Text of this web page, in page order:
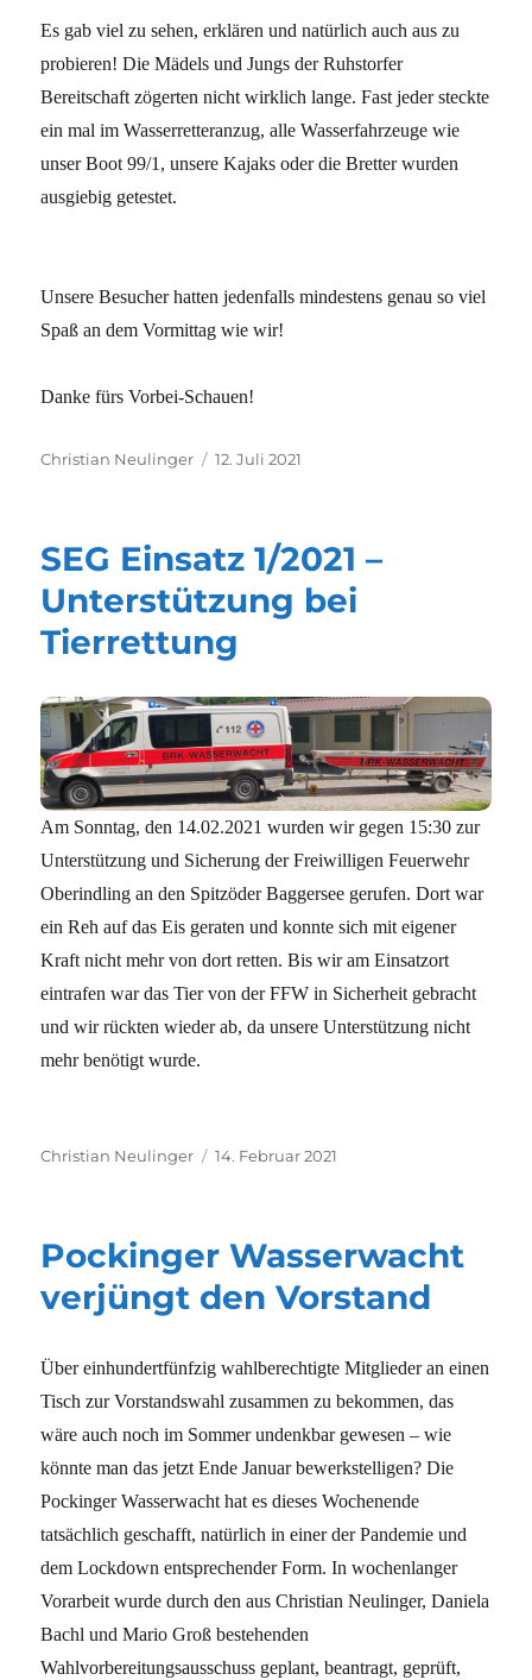
Es gab viel zu sehen, erklären und natürlich auch aus zu
probieren! Die Mädels und Jungs der Ruhstorfer
Bereitschaft zögerten nicht wirklich lange. Fast jeder steckte
ein mal im Wasserretteranzug, alle Wasserfahrzeuge wie
unser Boot 99/1, unsere Kajaks oder die Bretter wurden
ausgiebig getestet.
Unsere Besucher hatten jedenfalls mindestens genau so viel
Spaß an dem Vormittag wie wir!
Danke fürs Vorbei-Schauen!
Autor
Christian Neulinger
Veröffentlicht
12. Juli 2021
SEG Einsatz 1/2021 –
Unterstützung bei
Tierrettung
Am Sonntag, den 14.02.2021 wurden wir gegen 15:30 zur
Unterstützung und Sicherung der Freiwilligen Feuerwehr
Oberindling an den Spitzöder Baggersee gerufen. Dort war
ein Reh auf das Eis geraten und konnte sich mit eigener
Kraft nicht mehr von dort retten. Bis wir am Einsatzort
eintrafen war das Tier von der FFW in Sicherheit gebracht
und wir rückten wieder ab, da unsere Unterstützung nicht
mehr benötigt wurde.
Autor
Christian Neulinger
Veröffentlicht
14. Februar 2021
Pockinger Wasserwacht
verjüngt den Vorstand
Über einhundertfünfzig wahlberechtigte Mitglieder an einen
Tisch zur Vorstandswahl zusammen zu bekommen, das
wäre auch noch im Sommer undenkbar gewesen – wie
könnte man das jetzt Ende Januar bewerkstelligen? Die
Pockinger Wasserwacht hat es dieses Wochenende
tatsächlich geschafft, natürlich in einer der Pandemie und
dem Lockdown entsprechender Form. In wochenlanger
Vorarbeit wurde durch den aus Christian Neulinger, Daniela
Bachl und Mario Groß bestehenden
Wahlvorbereitungsausschuss geplant, beantragt, geprüft,